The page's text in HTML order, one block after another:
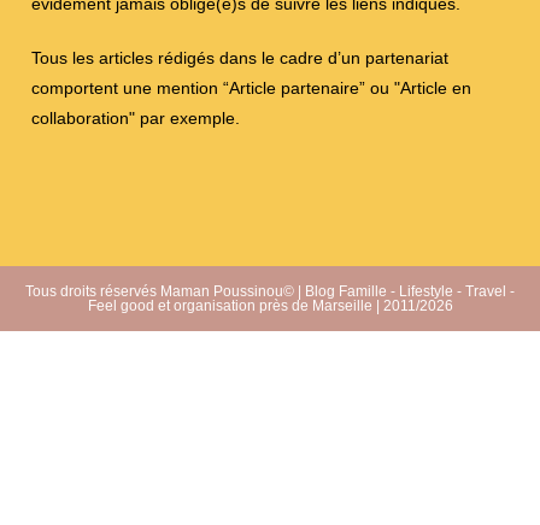
Tous les articles rédigés dans le cadre d’un partenariat
comportent une mention “Article partenaire” ou "Article en
collaboration" par exemple.
Tous droits réservés Maman Poussinou© | Blog Famille - Lifestyle - Travel -
Feel good et organisation près de Marseille | 2011/2026